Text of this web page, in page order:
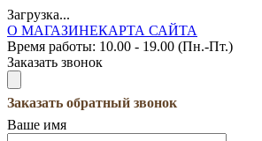
Загрузка...
О МАГАЗИНЕКАРТА САЙТА
Время работы: 10.00 - 19.00 (Пн.-Пт.)
Заказать звонок
Заказать обратный звонок
Ваше имя